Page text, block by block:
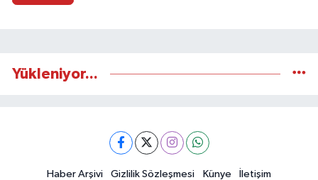
Yükleniyor...
Haber Arşivi Gizlilik Sözleşmesi Künye İletişim